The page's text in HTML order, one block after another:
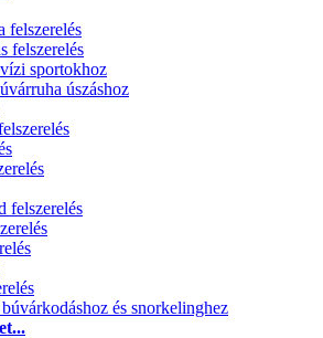
felszerelés
felszerelés
sportokhoz
úszáshoz
felszerelés
és snorkelinghez